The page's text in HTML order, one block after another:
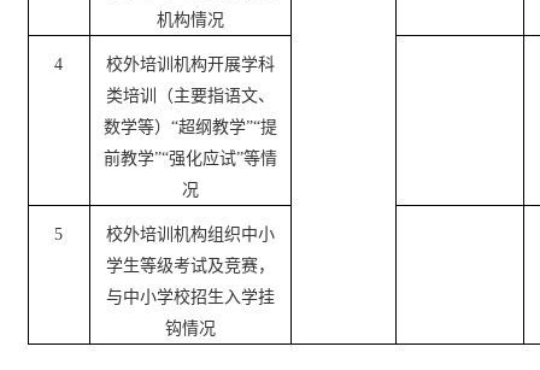
机构情况
4
校外培训机构开展学科
类培训（主要指语文、
数学等）“超纲教学”“提
前教学”“强化应试”等情
况
5
校外培训机构组织中小
学生等级考试及竞赛，
与中小学校招生入学挂
钩情况